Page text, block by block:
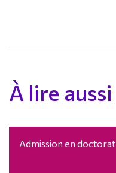
À lire aussi
Admission en doctorat